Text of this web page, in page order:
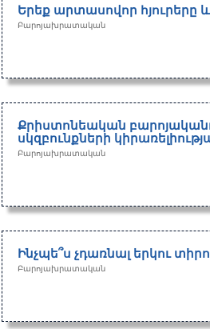
Երեք արտասովոր հյուրերը
Բարոյախրատական
Քրիստոնեական
սկզբունքների
Բարոյախրատական
Ինչպե՞ս չդառնալ երկու
Բարոյախրատական